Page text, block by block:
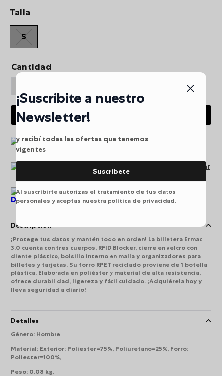
Talla
S
Cantidad
AGREGAR AL CARRITO
Envio gratis a partir de
Pago seguro puede pagar
Devoluciones
Descripción
¡Protege tus datos y mantén todo en orden! La billetera Ermac
3.0 cuenta con tres cuerpos, RFID Blocker, cierre en velcro con
diente plástico, bolsillo interno en malla y organizadores para
billetes y tarjetas. Su forro RPET reciclado proviene de 1 botella
plástica. Elaborada en poliéster y material de alta resistencia,
ofrece durabilidad, ligereza y fácil cuidado. ¡Adquiérela hoy y
lleva seguridad a diario!
Detalles
Género: Hombre
Material: Exterior: Poliester=75%, Poliuretano=25%, Forro:
Poliester=100%,
Peso: 0.08 kg.
¡Suscribite a nuestro
Newsletter!
y recibí todas las ofertas que tenemos
vigentes
Suscríbete
Al suscríbirte autorizas el tratamiento de tus datos
personales y aceptas nuestra política de privacidad.